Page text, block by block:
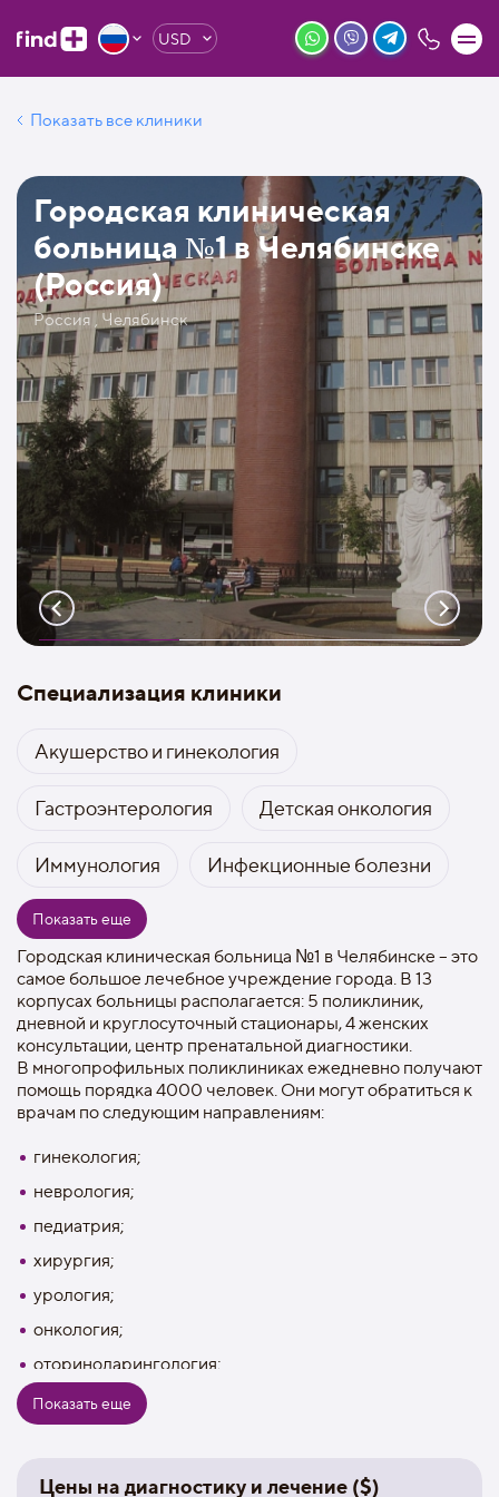
USD
Показать все клиники
Городская клиническая
больница №1 в Челябинске
(Россия)
Россия , Челябинск
Специализация клиники
Акушерство и гинекология
Гастроэнтерология Детская онкология
Иммунология Инфекционные болезни
Показать еще
Городская клиническая больница №1 в Челябинске – это
самое большое лечебное учреждение города. В 13
корпусах больницы располагается: 5 поликлиник,
дневной и круглосуточный стационары, 4 женских
консультации, центр пренатальной диагностики.
В многопрофильных поликлиниках ежедневно получают
помощь порядка 4000 человек. Они могут обратиться к
врачам по следующим направлениям:
гинекология;
неврология;
педиатрия;
хирургия;
урология;
онкология;
оториноларингология;
офтальмология;
Больница оснащена самым современным медицинским
Показать еще
Цены на диагностику и лечение ($)